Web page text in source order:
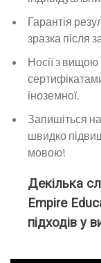
Гарантія
зразка після
Носії з
іноземної.
Запишіться
швидко
мовою!
Декілька
Empire
підходів у